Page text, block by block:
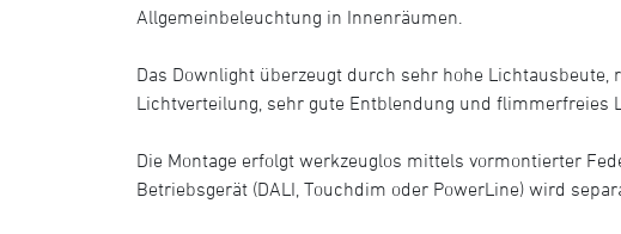
Allgemeinbeleuchtung in Innenräumen.
Das Downlight überzeugt durch sehr hohe Lichtausbeute,
Lichtverteilung, sehr gute Entblendung und flimmerfreies
Die Montage erfolgt werkzeuglos mittels vormontierter
Betriebsgerät (DALI, Touchdim oder PowerLine) wird